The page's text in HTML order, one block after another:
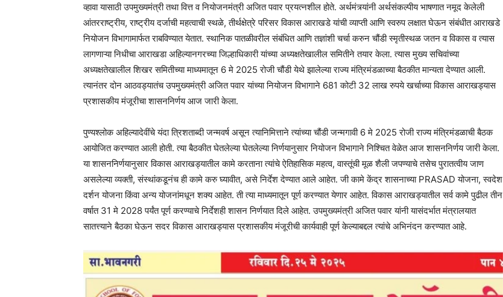
व्हावा यासाठी उपमुख्यमंत्री तथा वित्त व नियोजनमंत्री अजित पवार प्रयत्नशील होते. अर्थमंत्र्यांनी अर्थसंकल्पीय भाषणात नमूद केलेली
आंतरराष्ट्रीय, राष्ट्रीय दर्जाची महत्वाची स्थळे, तीर्थक्षेत्रे परिसर विकास आराखडे यांची व्याप्ती आणि स्वरुप लक्षात घेऊन संबंधीत आराखडे
नियोजन विभागामार्फत राबविण्यात येतात. स्थानिक पातळीवरील संबंधित आणि तज्ञांशी चर्चा करुन चौंडी स्मृतीस्थळ जतन व विकास व त्यास
लागणाऱ्या निधीचा आराखडा अहिल्यानगरच्या जिल्हाधिकारी यांच्या अध्यक्षतेखालील समितीने तयार केला. त्यास मुख्य सचिवांच्या
अध्यक्षतेखालील शिखर समितीच्या माध्यमातून 6 मे 2025 रोजी चौंडी येथे झालेल्या राज्य मंत्रिमंडळाच्या बैठकीत मान्यता देण्यात आली.
त्यानंतर दोन आठवड्यातंच उपमुख्यमंत्री अजित पवार यांच्या नियोजन विभागाने 681 कोटी 32 लाख रुपये खर्चाच्या विकास आराखड्यास
प्रशासकीय मंजूरीचा शासननिर्णय आज जारी केला.
पुण्यश्लोक अहिल्यादेवींचे यंदा त्रिशताब्दी जन्मवर्ष असून त्यानिमित्ताने त्यांच्या चौंडी जन्मगावी 6 मे 2025 रोजी राज्य मंत्रिमंडळाची बैठक
आयोजित करण्यात आली होती. त्या बैठकीत घेतलेल्या घेतलेल्या निर्णयानुसार नियोजन विभागाने निश्चित वेळेत आज शासननिर्णय जारी केला.
या शासननिर्णयानुसार विकास आराखड्यातील कामे करताना त्यांचे ऐतिहासिक महत्व, वास्तूंची मूळ शैली जपण्याचे तसेच पुरातत्वीय जाण
असलेल्या व्यक्ती, संस्थांकडूनंच ही कामे करु घ्यावीत, असे निर्देश देण्यात आले आहेत. जी कामे केंद्र शासनाच्या PRASAD योजना, स्वदेश
दर्शन योजना किंवा अन्य योजनांमधून शक्य आहेत. ती त्या माध्यमातून पूर्ण करण्यात येणार आहेत. विकास आराखड्यातील सर्व कामे पुढील तीन
वर्षात 31 मे 2028 पर्यंत पूर्ण करण्याचे निर्देशही शासन निर्णयात दिले आहेत. उपमुख्यमंत्री अजित पवार यांनी यासंदर्भात मंत्रालयात
सातत्त्याने बैठका घेऊन सदर विकास आराखड्यास प्रशासकीय मंजूरीची कार्यवाही पूर्ण केल्याबद्दल त्यांचे अभिनंदन करण्यात आहे.